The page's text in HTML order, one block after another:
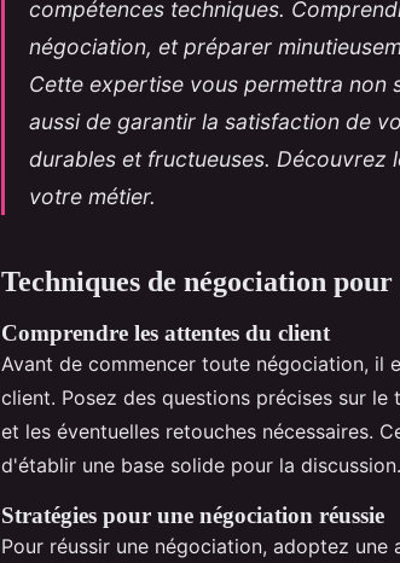
compétences techniques.
négociation, et préparer
Cette expertise vous permettra non
aussi de garantir la satisfaction de
durables et fructueuses. Découvrez
votre métier.
Techniques de négociation
Comprendre les attentes du client
Avant de commencer toute négociation, il
client. Posez des questions précises sur
et les éventuelles retouches nécessaires.
d'établir une base solide pour la discussion.
Stratégies pour une négociation réussie
Pour réussir une négociation, adoptez